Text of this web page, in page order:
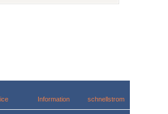
Information schnellstrom